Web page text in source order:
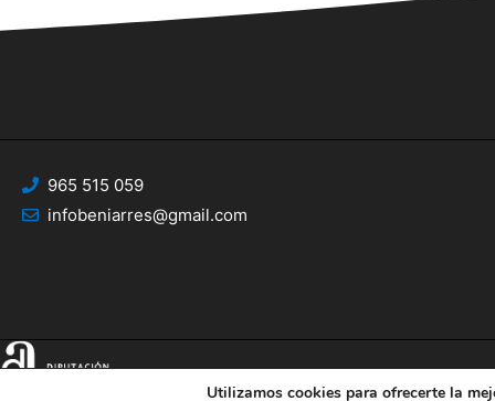
965 515 059
infobeniarres@gmail.com
© 2025 Web desarrollada por el Servicio de Informática de Diputación de
Utilizamos cookies para ofrecerte la